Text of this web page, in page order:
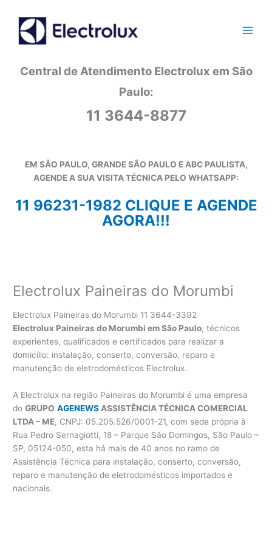
conteúdo
Central de Atendimento Electrolux em São
Paulo:
11 3644-8877
EM SÃO PAULO, GRANDE SÃO PAULO E ABC PAULISTA,
AGENDE A SUA VISITA TÉCNICA PELO WHATSAPP:
11 96231-1982 CLIQUE E AGENDE
AGORA!!!
Electrolux Paineiras do Morumbi
Electrolux Paineiras do Morumbi 11 3644-3392
Electrolux Paineiras do Morumbi em São Paulo, técnicos
experientes, qualificados e certificados para realizar a
domicílio: instalação, conserto, conversão, reparo e
manutenção de eletrodomésticos Electrolux.
A Electrolux na região Paineiras do Morumbi é uma empresa
doGRUPO AGENEWS ASSISTÊNCIA TÉCNICA COMERCIAL
LTDA – ME, CNPJ: 05.205.526/0001-21, com sede própria à
Rua Pedro Sernagiotti, 18 – Parque São Domingos, São Paulo –
SP, 05124-050, esta há mais de 40 anos no ramo de
Assistência Técnica para instalação, conserto, conversão,
reparo e manutenção de eletrodomésticos importados e
nacionais.